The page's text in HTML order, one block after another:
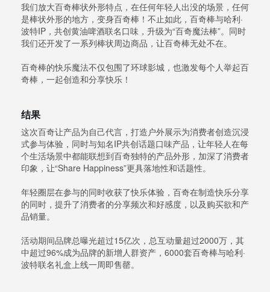
我们放大百奇棒状外形特点，在任何年轻人出没的场景，任何
是棒状外形的地方，变身百奇棒！不止如此，百奇棒与哈利·
波特IP，共创黄油啤酒联名口味，升级为“百奇魔法棒”。同时
我们还开发了一系列棒状周边商品，让百奇棒无处不在。
百奇棒的快乐魔法不仅包围了环球影城，也激发每个人举起百
奇棒，一起创造和分享快乐！
结果
这次百奇让产品为自己代言，打造户外展示为消费者创造沉浸
式参与体验，同时与知名IP共创话题口味产品，让年轻人在每
个生活场景中都能联想到百奇独特的产品外形，加深了消费者
印象，让“Share Happiness”更具落地性和话题性。
年轻圈层在参与的同时收获了快乐体验，百奇在制造快乐分享
的同时，提升了消费者的分享频次和好感度，以及购买欲和产
品销量。
活动期间品牌总曝光超过15亿次，总互动量超过2000万，其
中超过96%成为品牌的新增人群资产，6000套百奇棒与哈利·
波特联名礼盒上线一周即售罄。